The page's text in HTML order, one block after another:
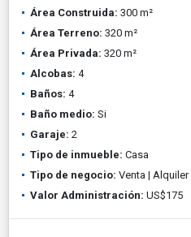
Área Construida: 300 m²
Área Terreno: 320 m²
Área Privada: 320 m²
Alcobas: 4
Baños: 4
Baño medio: Si
Garaje: 2
Tipo de inmueble: Casa
Tipo de negocio: Venta | Alquiler
Valor Administración: US$175